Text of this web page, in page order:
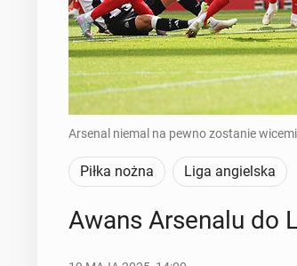
Arsenal niemal na pewno zostanie
Piłka nożna Liga angielska
Awans Ar­se­na­lu do